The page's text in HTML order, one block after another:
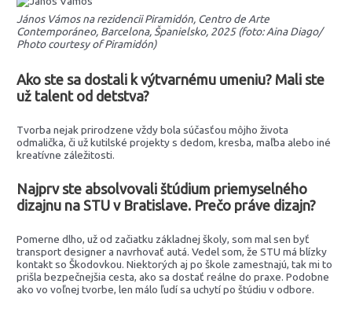
János Vámos na rezidencii Piramidón, Centro de Arte
Contemporáneo, Barcelona, Španielsko, 2025 (foto: Aina Diago/
Photo courtesy of Piramidón)
Ako ste sa dostali k výtvarnému umeniu? Mali ste
už talent od detstva?
Tvorba nejak prirodzene vždy bola súčasťou môjho života
odmalička, či už kutilské projekty s dedom, kresba, maľba alebo iné
kreatívne záležitosti.
Najprv ste absolvovali štúdium priemyselného
dizajnu na STU v Bratislave. Prečo práve dizajn?
Pomerne dlho, už od začiatku základnej školy, som mal sen byť
transport designer a navrhovať autá. Vedel som, že STU má blízky
kontakt so Škodovkou. Niektorých aj po škole zamestnajú, tak mi to
prišla bezpečnejšia cesta, ako sa dostať reálne do praxe. Podobne
ako vo voľnej tvorbe, len málo ľudí sa uchytí po štúdiu v odbore.